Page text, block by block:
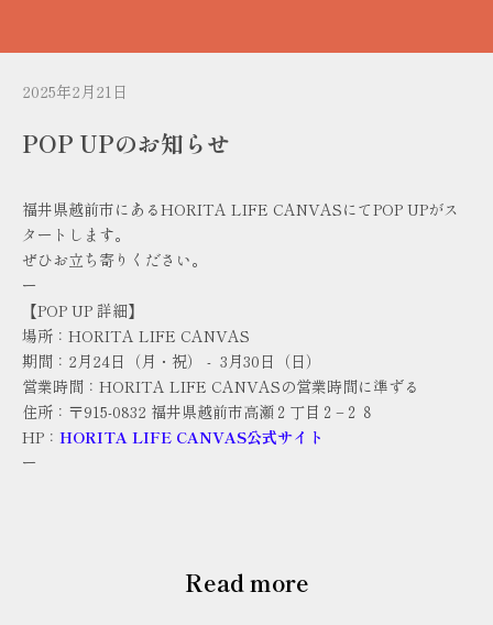
2025年2月21日
POP UPのお知らせ
福井県越前市にあるHORITA LIFE CANVASにてPOP UPがス
タートします。
ぜひお立ち寄りください。
ー
【POP UP 詳細】
場所： HORITA LIFE CANVAS
期間：2月24日（月・祝） - 3月30日（日）
営業時間： HORITA LIFE CANVASの営業時間に準ずる
住所：〒915-0832 福井県越前市高瀬２丁目２−２８
HP： HORITA LIFE CANVAS公式サイト
ー
Read more